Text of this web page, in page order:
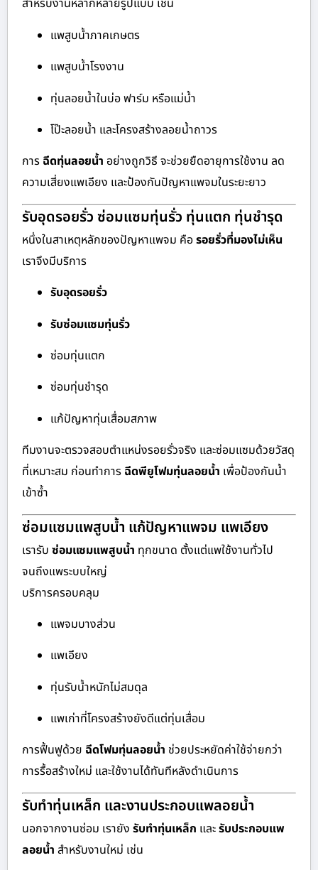
สำหรับงานหลากหลายรูปแบบ เช่น
แพสูบน้ำภาคเกษตร
แพสูบน้ำโรงงาน
ทุ่นลอยน้ำในบ่อ ฟาร์ม หรือแม่น้ำ
โป๊ะลอยน้ำ และโครงสร้างลอยน้ำถาวร
การ ฉีดทุ่นลอยน้ำ อย่างถูกวิธี จะช่วยยืดอายุการใช้งาน ลด
ความเสี่ยงแพเอียง และป้องกันปัญหาแพจมในระยะยาว
รับอุดรอยรั่ว ซ่อมแซมทุ่นรั่ว ทุ่นแตก ทุ่นชำรุด
หนึ่งในสาเหตุหลักของปัญหาแพจม คือรอยรั่วที่มองไม่เห็น
เราจึงมีบริการ
รับอุดรอยรั่ว
รับซ่อมแซมทุ่นรั่ว
ซ่อมทุ่นแตก
ซ่อมทุ่นชำรุด
แก้ปัญหาทุ่นเสื่อมสภาพ
ทีมงานจะตรวจสอบตำแหน่งรอยรั่วจริง และซ่อมแซมด้วยวัสดุ
ที่เหมาะสม ก่อนทำการ ฉีดพียูโฟมทุ่นลอยน้ำ เพื่อป้องกันน้ำ
เข้าซ้ำ
ซ่อมแซมแพสูบน้ำ แก้ปัญหาแพจม แพเอียง
เรารับ ซ่อมแซมแพสูบน้ำ ทุกขนาด ตั้งแต่แพใช้งานทั่วไป
จนถึงแพระบบใหญ่
บริการครอบคลุม
แพจมบางส่วน
แพเอียง
ทุ่นรับน้ำหนักไม่สมดุล
แพเก่าที่โครงสร้างยังดีแต่ทุ่นเสื่อม
การฟื้นฟูด้วย ฉีดโฟมทุ่นลอยน้ำ ช่วยประหยัดค่าใช้จ่ายกว่า
การรื้อสร้างใหม่ และใช้งานได้ทันทีหลังดำเนินการ
รับทำทุ่นเหล็ก และงานประกอบแพลอยน้ำ
นอกจากงานซ่อม เรายัง รับทำทุ่นเหล็ก และรับประกอบแพ
ลอยน้ำ สำหรับงานใหม่ เช่น